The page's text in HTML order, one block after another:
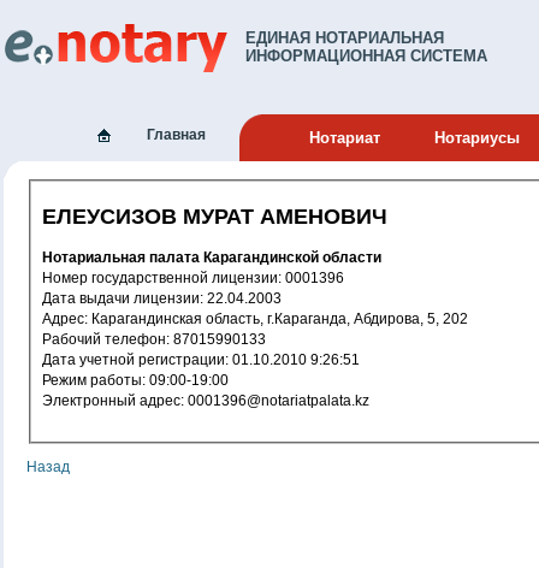
ЕДИНАЯ НОТАРИАЛЬНАЯ
ИНФОРМАЦИОННАЯ СИСТЕМА
Главная Нотариат Нотариусы
ЕЛЕУСИЗОВ МУРАТ АМЕНОВИЧ
Нотариальная палата Карагандинской области
Номер государственной лицензии: 0001396
Дата выдачи лицензии: 22.04.2003
Адрес: Карагандинская область, г.Караганда, Абдирова, 5, 202
Рабочий телефон: 87015990133
Дата учетной регистрации: 01.10.2010 9:26:51
Режим работы: 09:00-19:00
Электронный адрес: 0001396@notariatpalata.kz
Назад